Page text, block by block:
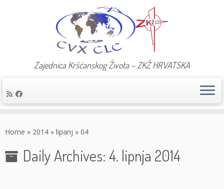
to
Zajednica Kršćanskog Života – ZKŽ HRVATSKA
Home » 2014 » lipanj » 04
Daily Archives: 4. lipnja 2014